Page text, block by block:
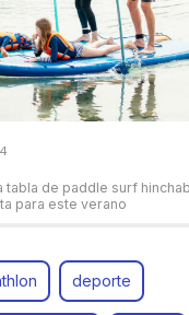
tabla de paddle surf
para este verano
deporte